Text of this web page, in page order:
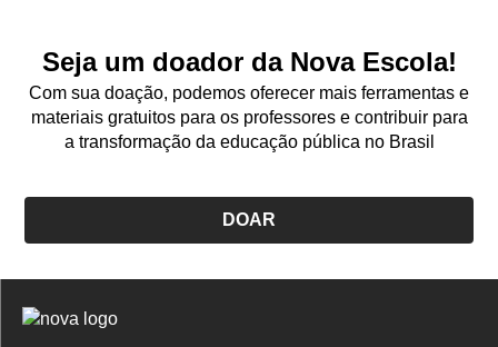
Seja um doador da Nova Escola!
Com sua doação, podemos oferecer mais ferramentas e
materiais gratuitos para os professores e contribuir para
a transformação da educação pública no Brasil
DOAR
Logo